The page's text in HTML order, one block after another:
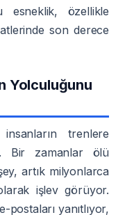
esneklik, özellikle
son derece
Yolculuğunu
trenlere
Bir zamanlar ölü
artık milyonlarca
işlev görüyor.
postaları yanıtlıyor,